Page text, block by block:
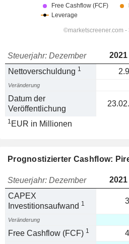
Steuerjahr: Dezember 2021
Nettoverschuldung 1
Veränderung
Datum der
Veröffentlichung
1 EUR in Millionen
Prognostizierter Cashflow:
Steuerjahr: Dezember 2021
CAPEX
Investitionsaufwand 1
Veränderung
Free Cashflow (FCF) 1